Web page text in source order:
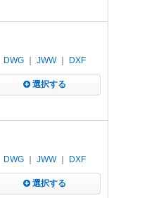
DWG JWW｜ DXF
選択する
DWG JWW｜ DXF
選択する